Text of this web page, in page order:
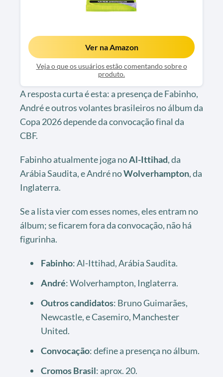
Ver na Amazon
Veja o que os usuários estão comentando sobre o
produto.
A resposta curta é esta: a presença de Fabinho,
André e outros volantes brasileiros no álbum da
Copa 2026 depende da convocação final da
CBF.
Fabinho atualmente joga noAl-Ittihad, da
Arábia Saudita, e André noWolverhampton, da
Inglaterra.
Se a lista vier com esses nomes, eles entram no
álbum; se ficarem fora da convocação, não há
figurinha.
Fabinho: Al-Ittihad, Arábia Saudita.
André: Wolverhampton, Inglaterra.
Outros candidatos: Bruno Guimarães,
Newcastle, e Casemiro, Manchester
United.
Convocação: define a presença no álbum.
Cromos Brasil: aprox. 20.